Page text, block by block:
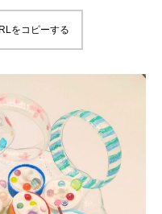
をコピーする